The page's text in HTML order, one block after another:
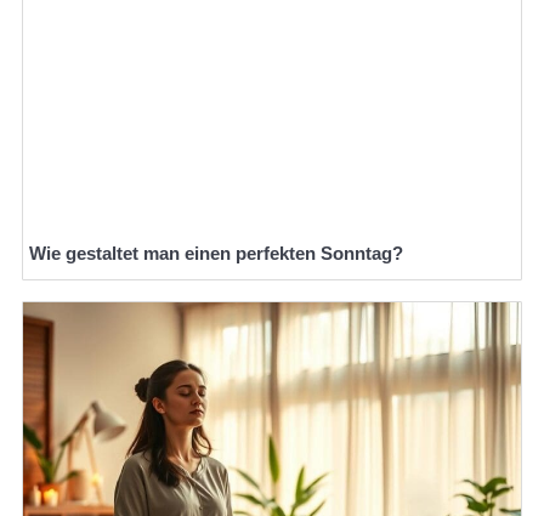
Wie gestaltet man einen perfekten Sonntag?